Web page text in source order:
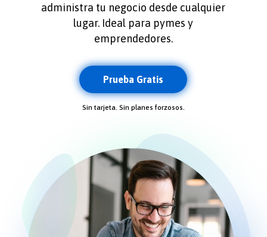
administra tu negocio desde cualquier
lugar. Ideal para pymes y
emprendedores.
Prueba Gratis
Sin tarjeta. Sin planes forzosos.